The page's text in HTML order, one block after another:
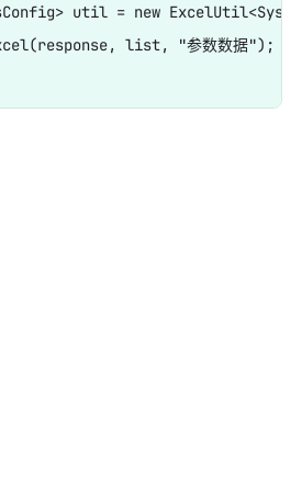
util = new
list, "参数数据");